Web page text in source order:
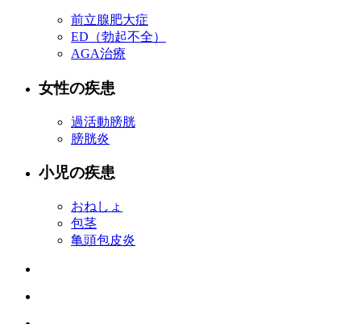
前立腺肥大症
ED（勃起不全）
AGA治療
女性の疾患
過活動膀胱
膀胱炎
小児の疾患
おねしょ
包茎
亀頭包皮炎